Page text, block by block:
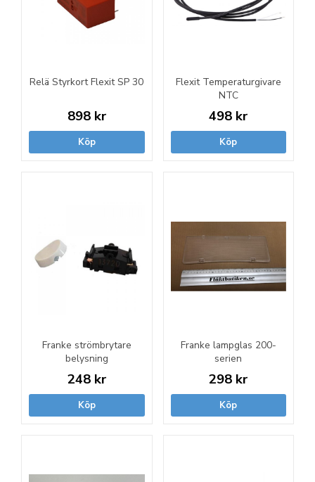
Relä Styrkort Flexit SP 30
898 kr
Köp
Flexit Temperaturgivare
NTC
498 kr
Köp
Franke strömbrytare
belysning
248 kr
Köp
Franke lampglas 200-
serien
298 kr
Köp